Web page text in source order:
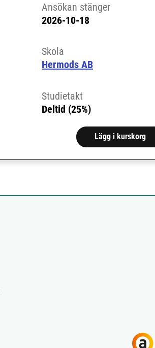
Ansökan stänger
2026-10-18
Skola
Hermods AB
Studietakt
Deltid (25%)
Lägg i kurskorg